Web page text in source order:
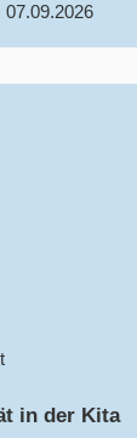
07.09.2026
der Kita
in der Kita